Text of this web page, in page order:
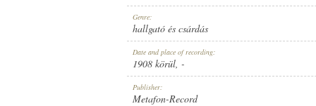
Genre:
hallgató és csárdás
Date and place of recording:
1908 körül, -
Publisher:
Metafon-Record